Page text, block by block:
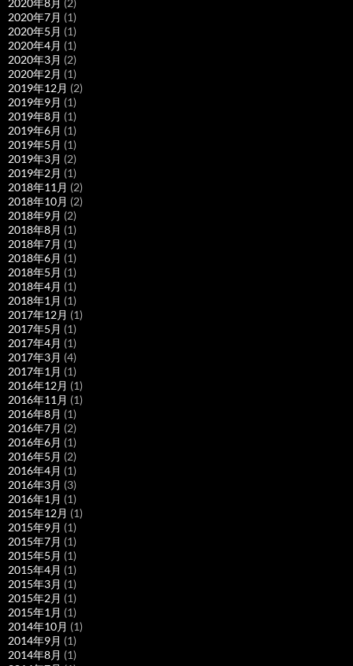
2020年8月 (2)
2020年7月 (1)
2020年5月 (1)
2020年4月 (1)
2020年3月 (2)
2020年2月 (1)
2019年12月 (2)
2019年9月 (1)
2019年8月 (1)
2019年6月 (1)
2019年5月 (1)
2019年3月 (2)
2019年2月 (1)
2018年11月 (2)
2018年10月 (2)
2018年9月 (2)
2018年8月 (1)
2018年7月 (1)
2018年6月 (1)
2018年5月 (1)
2018年4月 (1)
2018年1月 (1)
2017年12月 (1)
2017年5月 (1)
2017年4月 (1)
2017年3月 (4)
2017年1月 (1)
2016年12月 (1)
2016年11月 (1)
2016年8月 (1)
2016年7月 (2)
2016年6月 (1)
2016年5月 (2)
2016年4月 (1)
2016年3月 (3)
2016年1月 (1)
2015年12月 (1)
2015年9月 (1)
2015年7月 (1)
2015年5月 (1)
2015年4月 (1)
2015年3月 (1)
2015年2月 (1)
2015年1月 (1)
2014年10月 (1)
2014年9月 (1)
2014年8月 (1)